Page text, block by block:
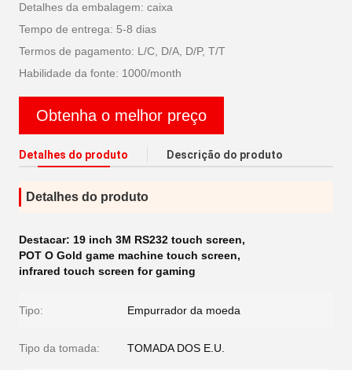
Detalhes da embalagem: caixa
Tempo de entrega: 5-8 dias
Termos de pagamento: L/C, D/A, D/P, T/T
Habilidade da fonte: 1000/month
Obtenha o melhor preço
Detalhes do produto Descrição do produto
Detalhes do produto
Destacar: 19 inch 3M RS232 touch screen,
POT O Gold game machine touch screen,
infrared touch screen for gaming
Tipo: Empurrador da moeda
Tipo da tomada: TOMADA DOS E.U.